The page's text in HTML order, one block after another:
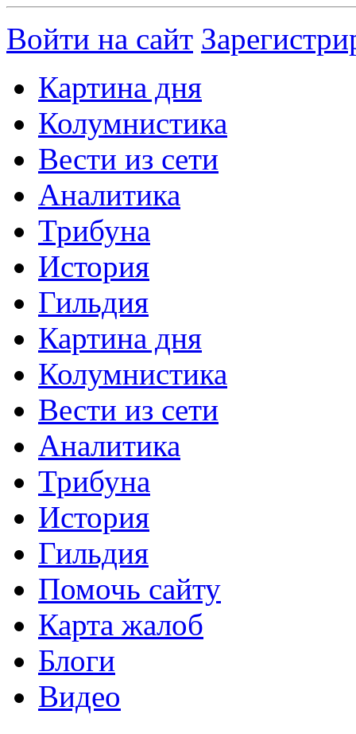
Войти на сайт
Картина дня
Колумнистика
Вести из сети
Аналитика
Трибуна
История
Гильдия
Картина дня
Колумнистика
Вести из сети
Аналитика
Трибуна
История
Гильдия
Помочь сайту
Карта жалоб
Блоги
Видео